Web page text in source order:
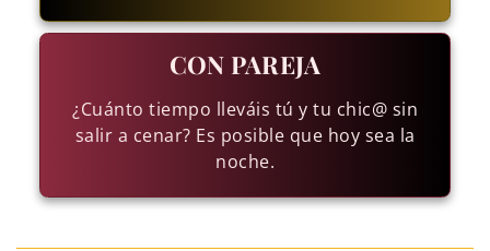
CON PAREJA
¿Cuánto tiempo lleváis tú y tu chic@ sin
salir a cenar? Es posible que hoy sea la
noche.